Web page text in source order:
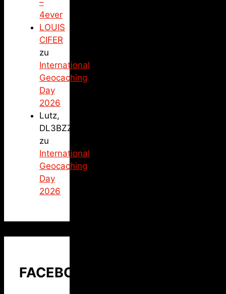
4ever
LOUIS
CIFER
zu
International
Geocaching
Day
2026
Lutz,
DL3BZZ
zu
International
Geocaching
Day
2026
FACEBOOK